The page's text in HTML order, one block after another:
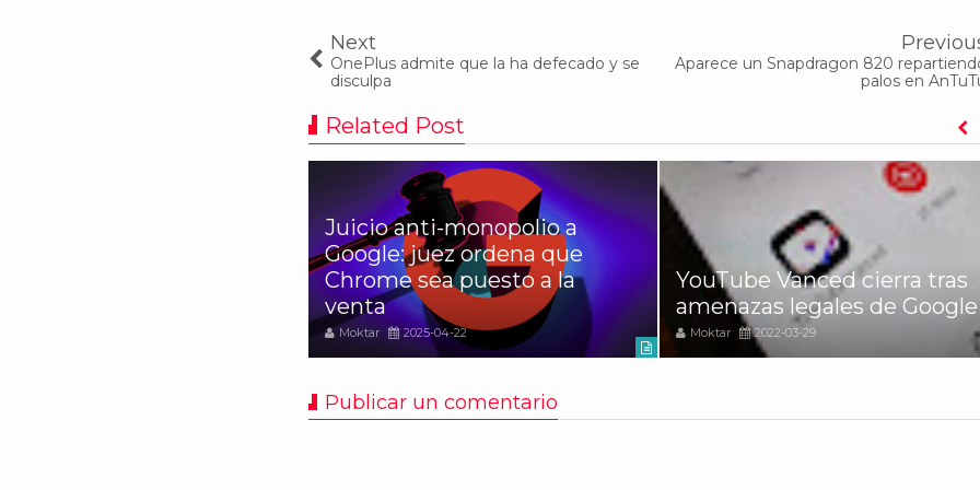
Next
OnePlus admite que la ha defecado y se
disculpa
Aparece un Snapdragon 820
palos en
Related Post
Juicio anti-monopolio a
Google: juez ordena que
Chrome sea puesto a la
venta
Moktar 2025-04-22
YouTube Vanced cierra tras
amenazas legales de Google
Moktar 2022-03-29
Publicar un comentario